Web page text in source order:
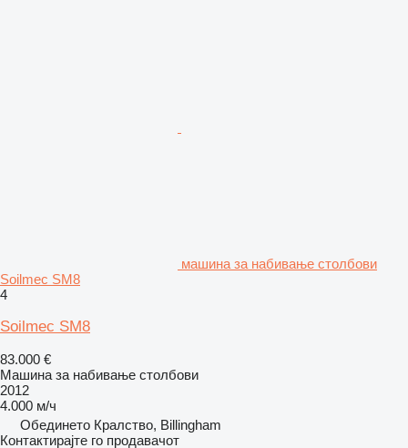
машина за набивање столбови
Soilmec SM8
4
Soilmec SM8
83.000 €
Машина за набивање столбови
2012
4.000 м/ч
Обединето Кралство, Billingham
Контактирајте го продавачот